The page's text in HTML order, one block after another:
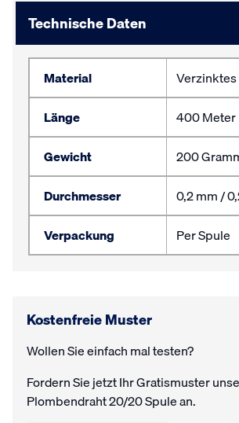
Technische Daten
Material
Verzinktes
Länge
400 Meter
Gewicht
200
Durchmesser
0,2 mm /
Verpackung
Per Spule
Kostenfreie Muster
Wollen Sie einfach mal testen?
Fordern Sie jetzt Ihr Gratis­muster
Plombendraht 20/20 Spule an.